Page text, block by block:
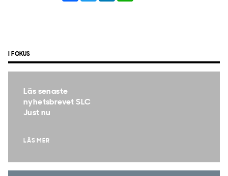
I FOKUS
Läs senaste
nyhetsbrevet SLC
Just nu
LÄS MER